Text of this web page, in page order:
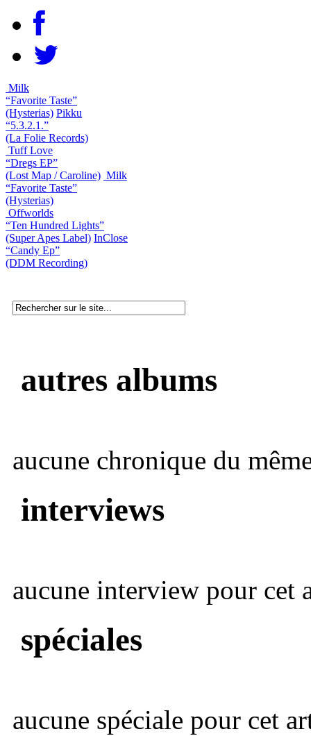
Milk
“Favorite Taste”
(Hysterias) Pikku
“5.3.2.1.”
(La Folie Records)
Tuff Love
“Dregs EP”
(Lost Map / Caroline) Milk
“Favorite Taste”
(Hysterias)
Offworlds
“Ten Hundred Lights”
(Super Apes Label) InClose
“Candy Ep”
(DDM Recording)
autres albums
aucune chronique du
interviews
aucune interview pour cet
spéciales
aucune spéciale pour cet